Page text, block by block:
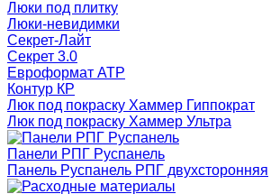
Люки под плитку
Люки-невидимки
Секрет-Лайт
Секрет 3.0
Евроформат АТР
Контур КР
Люк под покраску Хаммер Гиппократ
Люк под покраску Хаммер Ультра
Панели РПГ Руспанель
Панель Руспанель РПГ двухсторонняя